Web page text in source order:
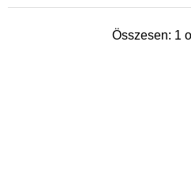
Összesen: 1